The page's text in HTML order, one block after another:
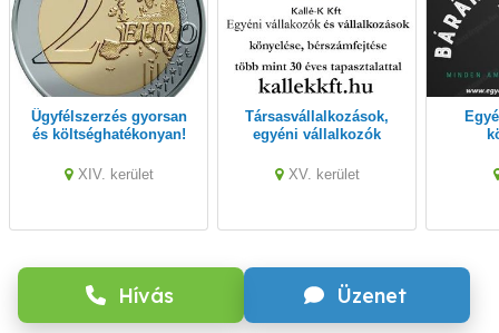
Hívás Üzenet
Ügyfélszerzés gyorsan
és költséghatékonyan!
XIV. kerület
Társasvállalkozások,
egyéni vállalkozók
XV. kerület
Egyéni vállalkozó